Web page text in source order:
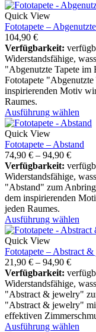
Quick View
Fototapete –
104,90 €
Verfügbarkeit:
Widerstandsfähige,
"Abgenutzte Tapete im
Fototapete
inspirierenden Motiv
Raumes.
Ausführung wählen
Quick View
Fototapete – Abstand
74,90 € – 94,90 €
Verfügbarkeit:
Widerstandsfähige,
"Abstand" zum
dem inspirierenden
jeden Raumes.
Ausführung wählen
Quick View
Fototapete – Abstract
21,90 € – 94,90 €
Verfügbarkeit:
Widerstandsfähige,
"Abstract & jewelry"
"Abstract & jewelry"
effektiven
Ausführung wählen